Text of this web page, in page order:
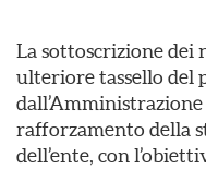
La sottoscrizione
ulteriore tassello del
rafforzamento della
dell’ente, con